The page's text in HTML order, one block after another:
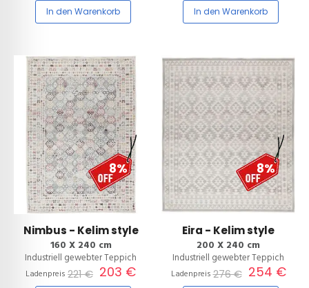
In den Warenkorb In den Warenkorb
8%
Nimbus - Kelim style
160 X 240 cm
Industriell gewebter Teppich
Ladenpreis 221 € 203 €
8%
Eira - Kelim style
200 X 240 cm
Industriell gewebter Teppich
Ladenpreis276 € 254 €